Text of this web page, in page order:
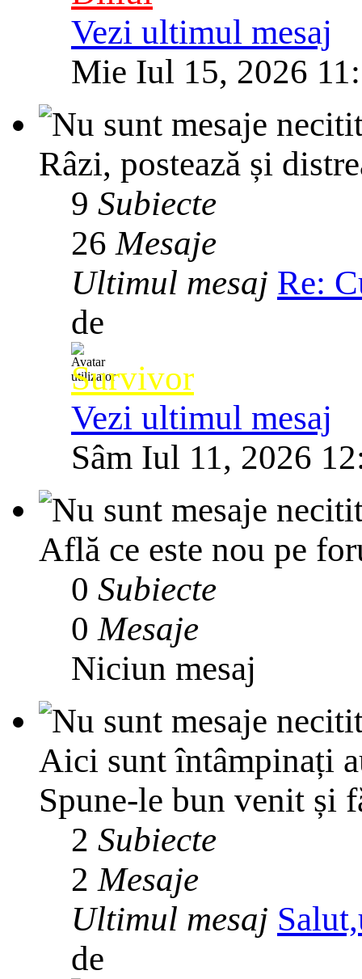
Vezi ultimul mesaj
Mie Iul 15, 2026
Râzi, postează și
9 Subiecte
26Mesaje
Ultimul mesaj Re:
de
Survivor
Vezi ultimul mesaj
Sâm Iul 11, 2026
Află ce este nou pe
0 Subiecte
0Mesaje
Niciun mesaj
Aici sunt întâmpinați
Spune-le bun venit și
2 Subiecte
2Mesaje
Ultimul mesaj
de